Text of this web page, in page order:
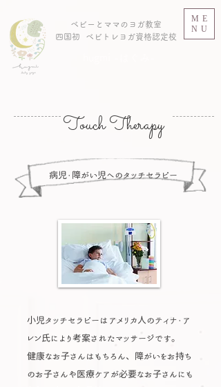
ベビーとママのヨガ教室
​四国初 ベビトレヨガ資格認定校
ME
NU
Touch Therapy
病児・障がい児へのタッチ​セラピー
小児タッチセラピーはアメリカ人のティナ・ア
レン氏により考案されたマッサージです。
健康なお子さんはもちろん、障がいをお持ち
のお子さんや医療ケアが必要なお子さんにも